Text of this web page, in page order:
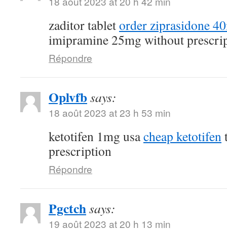
zaditor tabletorder ziprasidone
imipramine 25mg without
Répondre
Oplvfbsays:
18 août 2023 at 23 h 53 min
ketotifen 1mg usacheap ketotifen
prescription
Répondre
Pgctchsays:
19 août 2023 at 20 h 13 min